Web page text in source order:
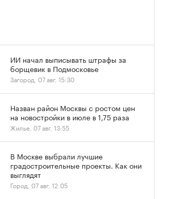
ИИ начал выписывать штрафы за
борщевик в Подмосковье
Загород, 07 авг, 15:30
Назван район Москвы с ростом цен
на новостройки в июле в 1,75 раза
Жилье, 07 авг, 13:55
В Москве выбрали лучшие
градостроительные проекты. Как они
выглядят
Город, 07 авг, 12:05